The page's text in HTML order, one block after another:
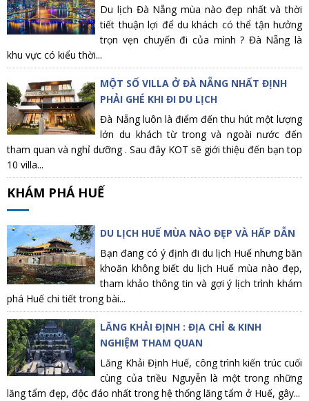
Du lịch Đà Nẵng mùa nào đẹp nhất và thời
tiết thuận lợi để du khách có thể tận hưởng
trọn vẹn chuyến đi của mình ? Đà Nẵng là
khu vực có kiểu thời...
MỘT SỐ VILLA Ở ĐÀ NẴNG NHẤT ĐỊNH
PHẢI GHÉ KHI ĐI DU LỊCH
Đà Nẵng luôn là điểm đến thu hút một lượng
lớn du khách từ trong và ngoài nước đến
tham quan và nghỉ dưỡng . Sau đây KOT sẽ giới thiệu đến bạn top
10 villa...
KHÁM PHÁ HUẾ
DU LỊCH HUẾ MÙA NÀO ĐẸP VÀ HẤP DẪN
Bạn đang có ý định đi du lịch Huế nhưng băn
khoăn không biết du lịch Huế mùa nào đẹp,
tham khảo thông tin và gợi ý lịch trình khám
phá Huế chi tiết trong bài...
LĂNG KHẢI ĐỊNH : ĐỊA CHỈ & KINH
NGHIỆM THAM QUAN
Lăng Khải Định Huế, công trình kiến trúc cuối
cùng của triều Nguyễn là một trong những
lăng tẩm đẹp, độc đáo nhất trong hệ thống lăng tẩm ở Huế, gây...